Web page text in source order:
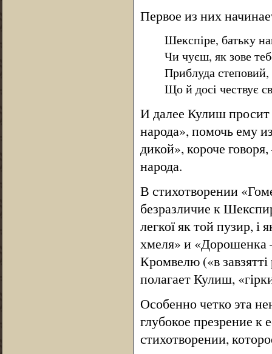
Первое из них
Шекспіре, батьку
Чи чуєш, як зове
Приблуда
Що й досі чествує
И далее Кулиш
народа», помочь ему
дикой», короче
народа.
В стихотворении
безразличие к
легкої як той пузир,
хмеля» и «Дорошенка
Кромвелю («в
полагает Кулиш,
Особенно четко эта
глубокое презрение к
стихотворении,